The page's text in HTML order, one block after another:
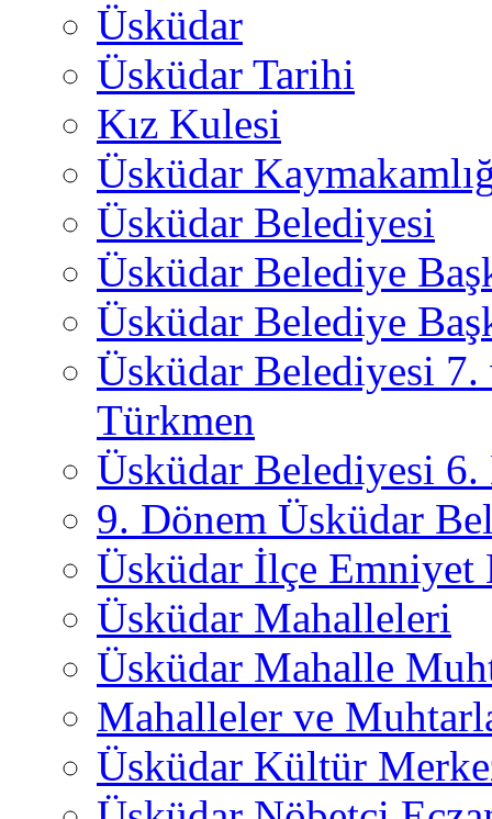
Üsküdar
Üsküdar Tarihi
Kız Kulesi
Üsküdar
Üsküdar Belediyesi
Üsküdar Belediye
Üsküdar Belediye
Üsküdar Belediyesi
Türkmen
Üsküdar Belediyesi 6.
9. Dönem Üsküdar
Üsküdar İlçe
Üsküdar Mahalleleri
Üsküdar Mahalle
Mahalleler ve
Üsküdar Kültür